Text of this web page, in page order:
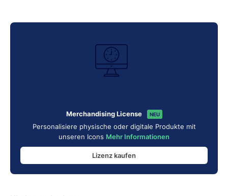
Merchandising License NEU
Personalisiere physische oder digitale Produkte mit
unseren Icons Mehr Informationen
Lizenz kaufen